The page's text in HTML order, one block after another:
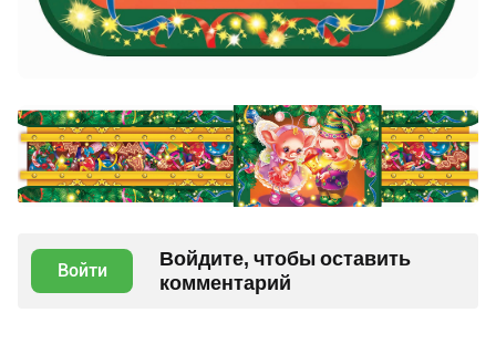
Войти
Войдите, чтобы оставить
комментарий